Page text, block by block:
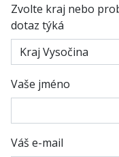
Zvolte kraj nebo
dotaz týká
Vaše jméno
Váš e-mail